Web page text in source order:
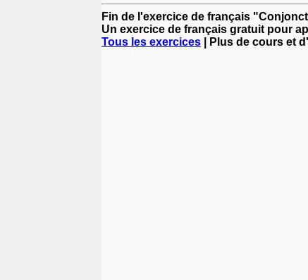
Fin de l'exercice de français
Un exercice de français gratuit pour
Tous les exercices | Plus de cours et